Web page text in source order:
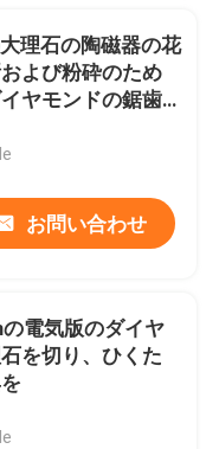
理石の陶磁器の花
よび粉砕のため
ヤモンドの鋸歯
お問い合わせ
電気版のダイヤ
を切り、ひくた